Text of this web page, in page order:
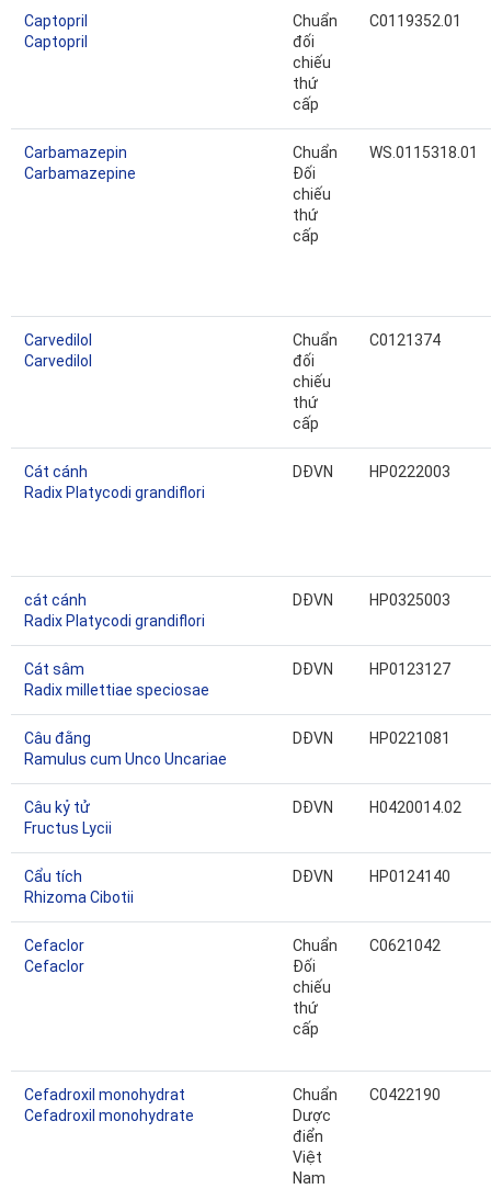
Captopril
Captopril
Chuẩn
đối
chiếu
thứ
cấp
C0119352.01
Carbamazepin
Carbamazepine
Chuẩn
Đối
chiếu
thứ
cấp
WS.0115318.01
Carvedilol
Carvedilol
Chuẩn
đối
chiếu
thứ
cấp
C0121374
Cát cánh
Radix Platycodi grandiflori
DĐVN HP0222003
cát cánh
Radix Platycodi grandiflori
DĐVN HP0325003
Cát sâm
Radix millettiae speciosae
DĐVN HP0123127
Câu đằng
Ramulus cum Unco Uncariae
DĐVN HP0221081
Câu kỷ tử
Fructus Lycii
DĐVN H0420014.02
Cẩu tích
Rhizoma Cibotii
DĐVN HP0124140
Cefaclor
Cefaclor
Chuẩn
Đối
chiếu
thứ
cấp
C0621042
Cefadroxil monohydrat
Cefadroxil monohydrate
Chuẩn
Dược
điển
Việt
Nam
C0422190